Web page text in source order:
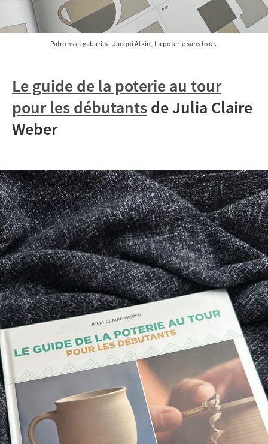
Patrons et gabarits - Jacqui Atkin, La poterie sans tour.
Le guide de la poterie au tour
pour les débutantsde Julia Claire
Weber